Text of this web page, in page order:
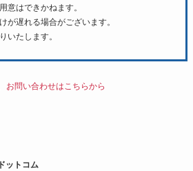
意はできかねます。
遅れる場合がございます。
いたします。
お問い合わせはこちらから
ットコム